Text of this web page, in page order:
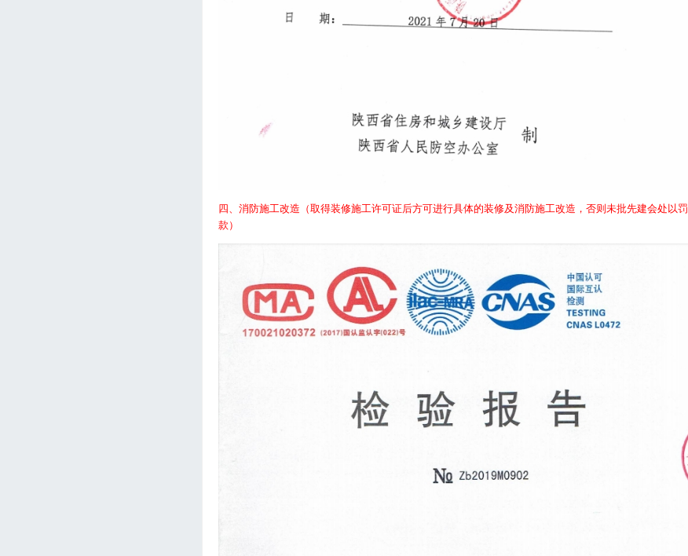
四、消防施工改造（取得装修施工许可证后方可进行具体的装修及消防施工改造，否则未批先建会处以罚
款）